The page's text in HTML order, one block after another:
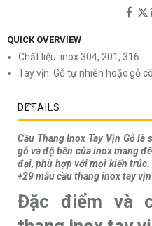
QUICK OVERVIEW
Chất liệu: inox 304, 201, 316
Tay vịn: Gỗ tự nhiên hoặc gỗ
DETAILS
Cầu Thang Inox Tay Vịn Gỗ
gỗ và độ bền của inox mang
đại, phù hợp với mọi kiến
+29 mẫu cầu thang inox tay
Đặc điểm và